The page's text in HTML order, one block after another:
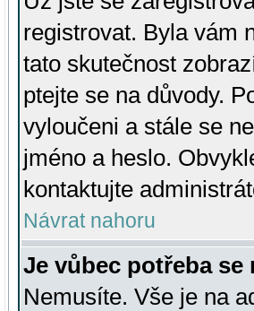
registrovat. Byla vám
tato skutečnost
ptejte se na důvody.
vyloučeni a stále se
jméno a heslo.
kontaktujte
Návrat nahoru
Je vůbec potřeba se
Nemusíte. Vše je na